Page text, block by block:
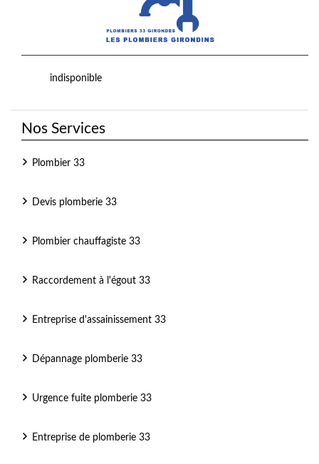
indisponible
Nos Services
Plombier 33
Devis plomberie 33
Plombier chauffagiste 33
Raccordement à l'égout 33
Entreprise d'assainissement 33
Dépannage plomberie 33
Urgence fuite plomberie 33
Entreprise de plomberie 33